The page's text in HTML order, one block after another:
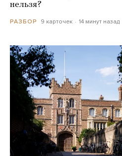
нельзя?
РАЗБОР 9 карточек 14 минут назад